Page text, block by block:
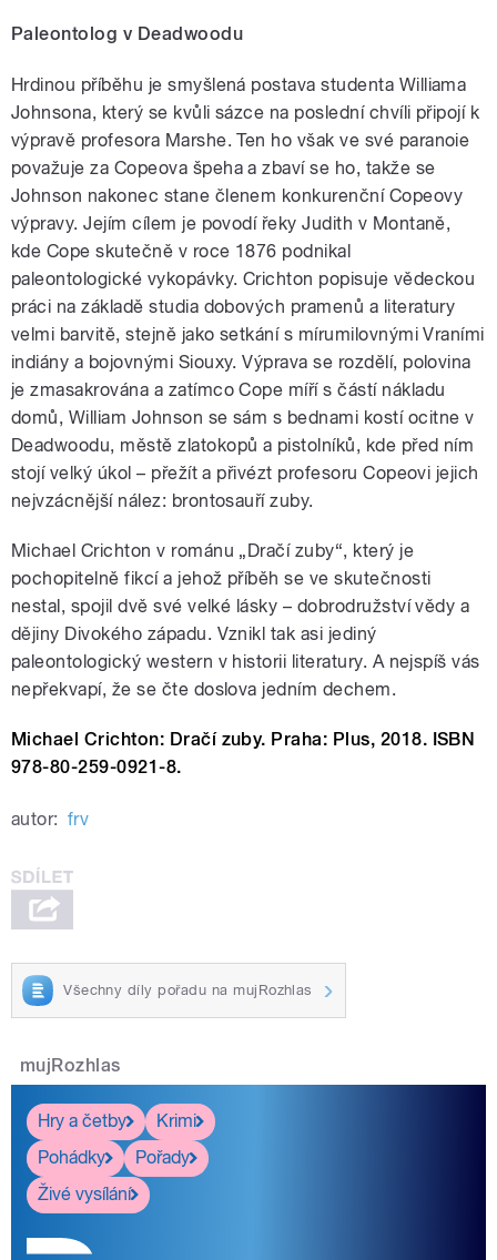
Paleontolog v Deadwoodu
Hrdinou příběhu je smyšlená postava studenta Williama
Johnsona, který se kvůli sázce na poslední chvíli připojí k
výpravě profesora Marshe. Ten ho však ve své paranoie
považuje za Copeova špeha a zbaví se ho, takže se
Johnson nakonec stane členem konkurenční Copeovy
výpravy. Jejím cílem je povodí řeky Judith v Montaně,
kde Cope skutečně v roce 1876 podnikal
paleontologické vykopávky. Crichton popisuje vědeckou
práci na základě studia dobových pramenů a literatury
velmi barvitě, stejně jako setkání s mírumilovnými Vraními
indiány a bojovnými Siouxy. Výprava se rozdělí, polovina
je zmasakrována a zatímco Cope míří s částí nákladu
domů, William Johnson se sám s bednami kostí ocitne v
Deadwoodu, městě zlatokopů a pistolníků, kde před ním
stojí velký úkol – přežít a přivézt profesoru Copeovi jejich
nejvzácnější nález: brontosauří zuby.
Michael Crichton v románu „Dračí zuby“, který je
pochopitelně fikcí a jehož příběh se ve skutečnosti
nestal, spojil dvě své velké lásky – dobrodružství vědy a
dějiny Divokého západu. Vznikl tak asi jediný
paleontologický western v historii literatury. A nejspíš vás
nepřekvapí, že se čte doslova jedním dechem.
Michael Crichton: Dračí zuby. Praha: Plus, 2018. ISBN
978-80-259-0921-8.
autor: frv
Všechny díly pořadu na mujRozhlas
mujRozhlas
Hry a četby
Krimi
Pohádky
Pořady
Živé vysílání